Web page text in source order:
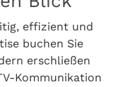
effizient und
buchen Sie
erschließen
Kommunikation